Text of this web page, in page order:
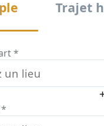
et ponctualité.
luxe
de chauffeur privé de
au Stade de